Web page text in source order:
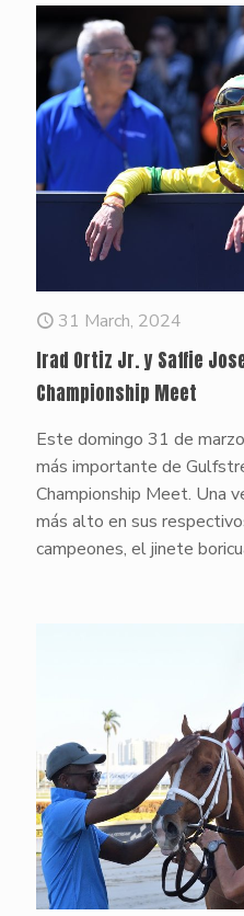
31 March, 2024
Irad Ortiz Jr. y Saffie
Championship Meet
Este domingo 31 de
más importante de
Championship Meet. Una
más alto en sus
campeones, el jinete